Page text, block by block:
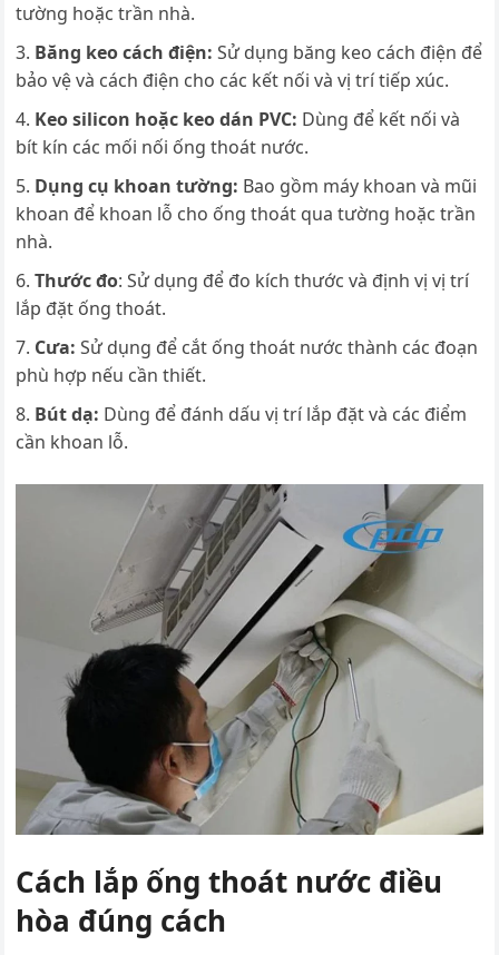
tường hoặc trần nhà.
Băng keo cách điện: Sử dụng băng keo cách điện để
bảo vệ và cách điện cho các kết nối và vị trí tiếp xúc.
Keo silicon hoặc keo dán PVC: Dùng để kết nối và
bít kín các mối nối ống thoát nước.
Dụng cụ khoan tường: Bao gồm máy khoan và mũi
khoan để khoan lỗ cho ống thoát qua tường hoặc trần
nhà.
Thước đo: Sử dụng để đo kích thước và định vị vị trí
lắp đặt ống thoát.
Cưa: Sử dụng để cắt ống thoát nước thành các đoạn
phù hợp nếu cần thiết.
Bút dạ: Dùng để đánh dấu vị trí lắp đặt và các điểm
cần khoan lỗ.
Cách lắp ống thoát nước điều
hòa đúng cách